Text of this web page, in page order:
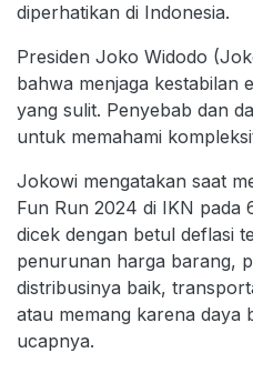
diperhatikan di Indonesia.
Presiden Joko Widodo
bahwa menjaga kestabilan
yang sulit. Penyebab dan
untuk memahami
Jokowi mengatakan saat
Fun Run 2024 di IKN pada
dicek dengan betul deflasi
penurunan harga barang,
distribusinya baik,
atau memang karena daya
ucapnya.